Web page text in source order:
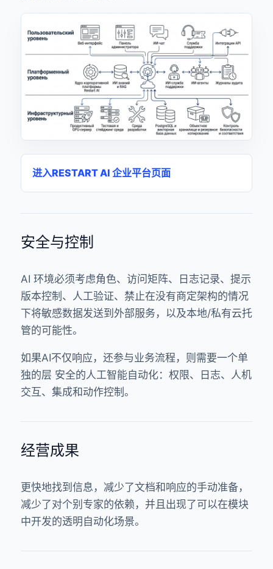
进入RESTART AI 企业平台页面
安全与控制
AI 环境必须考虑角色、访问矩阵、日志记录、提示
版本控制、人工验证、禁止在没有商定架构的情况
下将敏感数据发送到外部服务，以及本地/私有云托
管的可能性。
如果AI不仅响应，还参与业务流程，则需要一个单
独的层 安全的人工智能自动化：权限、日志、人机
交互、集成和动作控制。
经营成果
更快地找到信息，减少了文档和响应的手动准备，
减少了对个别专家的依赖，并且出现了可以在模块
中开发的透明自动化场景。